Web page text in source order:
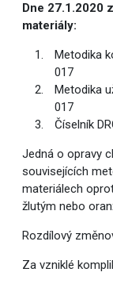
Dne 27.1.2020
materiály:
Metodika
017
Metodika
017
Číselník
Jedná o opravy
souvisejících
materiálech
žlutým nebo
Rozdílový
Za vzniklé